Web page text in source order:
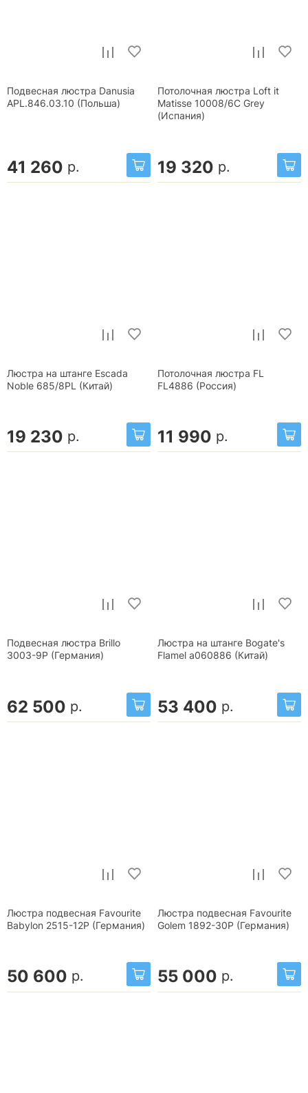
Подвесная люстра Danusia
APL.846.03.10 (Польша)
41 260 р.
Потолочная люстра Loft it
Matisse 10008/6C Grey
(Испания)
19 320 р.
Люстра на штанге Escada
Noble 685/8PL (Китай)
19 230 р.
Потолочная люстра FL
FL4886 (Россия)
11 990 р.
Подвесная люстра Brillo
3003-9P (Германия)
62 500 р.
Люстра на штанге Bogate's
Flamel a060886 (Китай)
53 400 р.
Люстра подвесная Favourite
Babylon 2515-12P (Германия)
50 600 р.
Люстра подвесная Favourite
Golem 1892-30P (Германия)
55 000 р.